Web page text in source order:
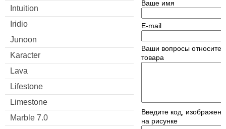
Intuition
Iridio
Junoon
Karacter
Lava
Lifestone
Limestone
Marble 7.0
Ваше имя
E-mail
Ваши вопросы
товара
Введите код,
на рисунке